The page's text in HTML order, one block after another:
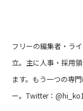
フリーの編集者・ラ
立。主に人事・採用
ます。もう一つの専
ー。Twitter：